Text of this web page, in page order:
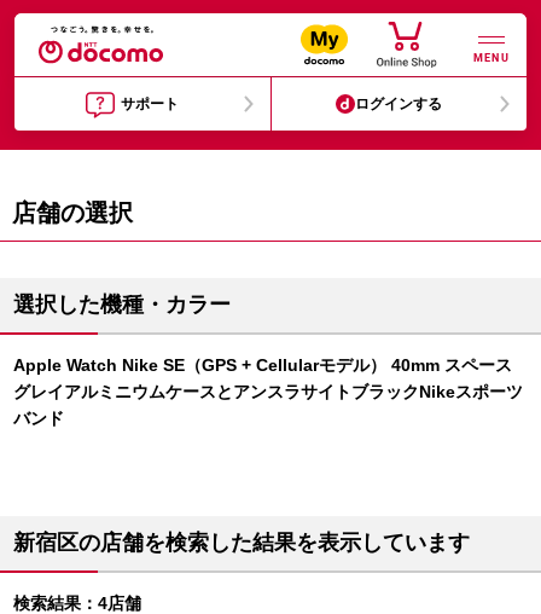
MENU
サポート ログインする
店舗の選択
選択した機種・カラー
Apple Watch Nike SE（GPS + Cellularモデル） 40mm スペース
グレイアルミニウムケースとアンスラサイトブラックNikeスポーツ
バンド
新宿区の店舗を検索した結果を表示しています
検索結果：4店舗